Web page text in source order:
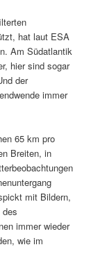
hat laut ESA
Am Südatlantik
hier sind sogar
der
immer
65 km pro
Breiten, in
mit Bildern,
immer wieder
wie im